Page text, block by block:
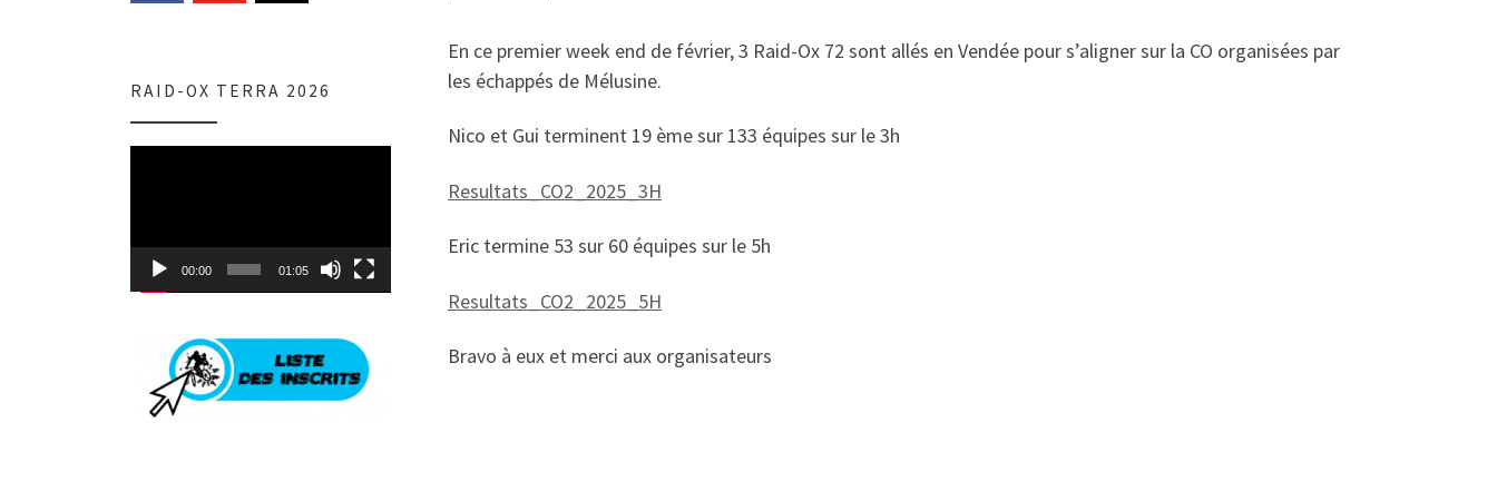
En ce premier week end de février, 3 Raid-Ox 72 sont allés en Vendée pour s’aligner sur la CO organisées par
les échappés de Mélusine.
Nico et Gui terminent 19 ème sur 133 équipes sur le 3h
Resultats_CO2_2025_3H
Eric termine 53 sur 60 équipes sur le 5h
Resultats_CO2_2025_5H
Bravo à eux et merci aux organisateurs
RAID-OX TERRA 2026
00:00 01:05